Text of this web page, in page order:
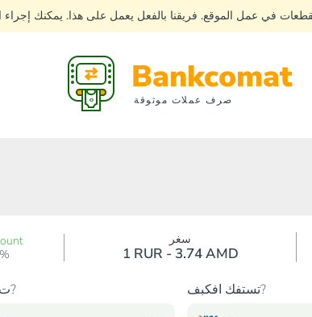
في عمل الموقع. فريقنا بالفعل يعمل على هذا. يمكنك
Bankcomat
صرف عملات موثوقة
سغر
1 RUR - 3.74 AMD
ت?دك افكبف? تستفك افكبف?